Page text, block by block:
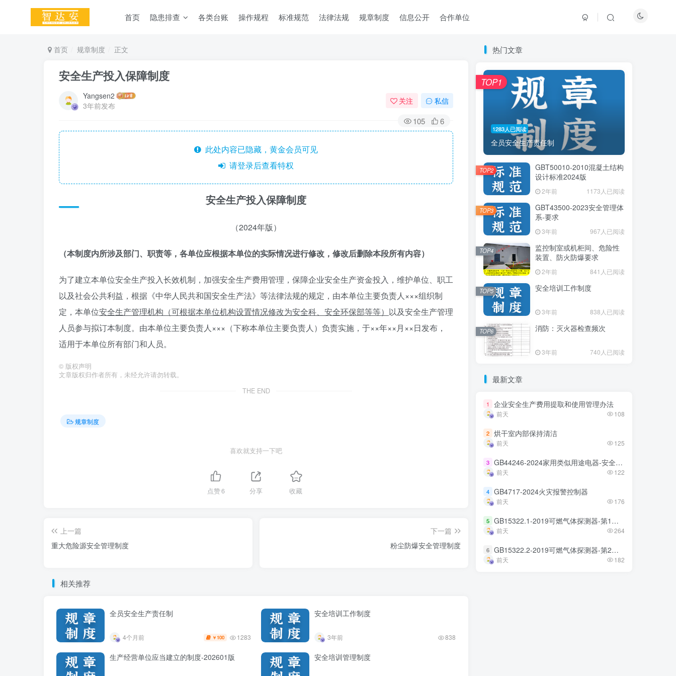
首页 隐患排查 各类台账 操作规程 标准规范 法律法规 规章制度 信息公开 合作单位
首页 规章制度 正文
安全生产投入保障制度
Yangsen2
3年前发布
关注 私信
105 6
此处内容已隐藏，黄金会员可见
请登录后查看特权
安全生产投入保障制度
（2024年版）
（本制度内所涉及部门、职责等，各单位应根据本单位的实际情况进行修改，修改后删除本段所有内容）
为了建立本单位安全生产投入长效机制，加强安全生产费用管理，保障企业安全生产资金投入，维护单位、职工
以及社会公共利益，根据《中华人民共和国安全生产法》等法律法规的规定，由本单位主要负责人×××组织制
定，本单位安全生产管理机构（可根据本单位机构设置情况修改为安全科、安全环保部等等） 以及安全生产管理
人员参与拟订本制度。由本单位主要负责人×××（下称本单位主要负责人）负责实施，于××年××月××日发布，
适用于本单位所有部门和人员。
© 版权声明
文章版权归作者所有，未经允许请勿转载。
THE END
规章制度
喜欢就支持一下吧
点赞6 分享 收藏
上一篇
重大危险源安全管理制度
下一篇
粉尘防爆安全管理制度
相关推荐
全员安全生产责任制
4个月前 ￥ 100 1283
安全培训工作制度
3年前 838
生产经营单位应当建立的制度-202601版 安全培训管理制度
热门文章
1283人已阅读
全员安全生产责任制
TOP1
GBT50010-2010混凝土结构
设计标准2024版
2年前 1173人已阅读
TOP2
GBT43500-2023安全管理体
系-要求
3年前 967人已阅读
TOP3
监控制室或机柜间、危险性
装置、防火防爆要求
2年前 841人已阅读
TOP4
安全培训工作制度
3年前 838人已阅读
TOP5
消防：灭火器检查频次
3年前 740人已阅读
TOP6
最新文章
1 企业安全生产费用提取和使用管理办法
前天 108
2 烘干室内部保持清洁
前天 125
3 GB44246-2024家用类似用途电器-安全技术规范
前天 122
4 GB4717-2024火灾报警控制器
前天 176
5 GB15322.1-2019可燃气体探测器-第1部分
前天 264
6 GB15322.2-2019可燃气体探测器-第2部分
前天 182
热门文章
1283人已阅读
全员安全生产责任制
TOP1
GBT50010-2010混凝土结构
设计标准2024版
2年前 1173人已阅读
TOP2
GBT43500-2023安全管理体
系-要求
3年前 967人已阅读
TOP3
监控制室或机柜间、危险性
装置、防火防爆要求
2年前 841人已阅读
TOP4
安全培训工作制度
3年前 838人已阅读
TOP5
消防：灭火器检查频次
3年前 740人已阅读
TOP6
最新文章
1 企业安全生产费用提取和使用管理办法
前天 108
2 烘干室内部保持清洁
前天 125
3 GB44246-2024家用类似用途电器-安全技术规范
前天 122
4 GB4717-2024火灾报警控制器
前天 176
5 GB15322.1-2019可燃气体探测器-第1部分
前天 264
6 GB15322.2-2019可燃气体探测器-第2部分
前天 182